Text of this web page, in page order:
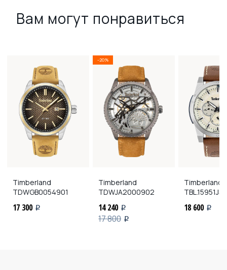
Вам могут понравиться
Timberland
TDWGB0054901
17 300 i
-20%
Timberland
TDWJA2000902
14 240 i
17 800 i
Timberland
18 600 i